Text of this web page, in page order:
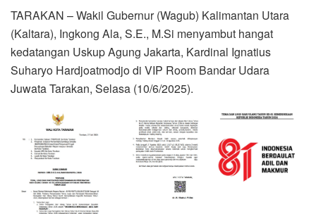
TARAKAN – Wakil Gubernur (Wagub) Kalimantan Utara
(Kaltara), Ingkong Ala, S.E., M.Si menyambut hangat
kedatangan Uskup Agung Jakarta, Kardinal Ignatius
Suharyo Hardjoatmodjo di VIP Room Bandar Udara
Juwata Tarakan, Selasa (10/6/2025).